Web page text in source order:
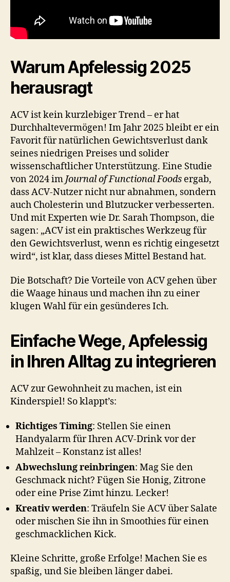
Warum Apfelessig 2025
herausragt
ACV ist kein kurzlebiger Trend – er hat
Durchhaltevermögen! Im Jahr 2025 bleibt er ein
Favorit für natürlichen Gewichtsverlust dank
seines niedrigen Preises und solider
wissenschaftlicher Unterstützung. Eine Studie
von 2024 im Journal of Functional Foods ergab,
dass ACV-Nutzer nicht nur abnahmen, sondern
auch Cholesterin und Blutzucker verbesserten.
Und mit Experten wie Dr. Sarah Thompson, die
sagen: „ACV ist ein praktisches Werkzeug für
den Gewichtsverlust, wenn es richtig eingesetzt
wird“, ist klar, dass dieses Mittel Bestand hat.
Die Botschaft? Die Vorteile von ACV gehen über
die Waage hinaus und machen ihn zu einer
klugen Wahl für ein gesünderes Ich.
Einfache Wege, Apfelessig
in Ihren Alltag zu integrieren
ACV zur Gewohnheit zu machen, ist ein
Kinderspiel! So klappt’s:
Richtiges Timing: Stellen Sie einen
Handyalarm für Ihren ACV-Drink vor der
Mahlzeit – Konstanz ist alles!
Abwechslung reinbringen: Mag Sie den
Geschmack nicht? Fügen Sie Honig, Zitrone
oder eine Prise Zimt hinzu. Lecker!
Kreativ werden: Träufeln Sie ACV über Salate
oder mischen Sie ihn in Smoothies für einen
geschmacklichen Kick.
Kleine Schritte, große Erfolge! Machen Sie es
spaßig, und Sie bleiben länger dabei.